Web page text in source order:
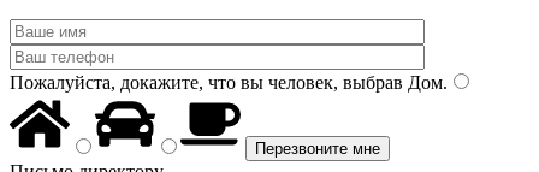
Пожалуйста, докажите, что вы человек, выбрав Дом.